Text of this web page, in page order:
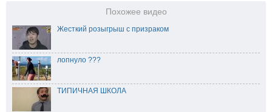
Похожее видео
Жесткий розыгрыш с призраком
лопнуло ???
ТИПИЧНАЯ ШКОЛА